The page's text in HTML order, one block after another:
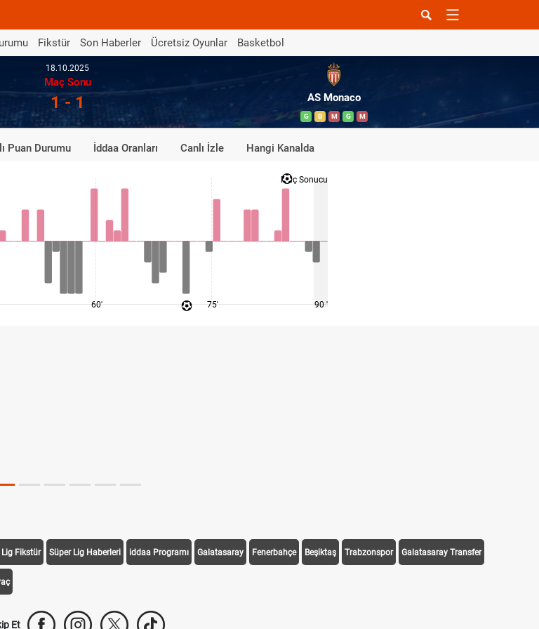
Fikstür Son Haberler Ücretsiz Oyunlar Basketbol
18.10.2025
Maç Sonu
1 - 1 AS Monaco
G B M G M
Puan Durumu İddaa Oranları Canlı İzle Hangi Kanalda
60' 75'
Maç Sonucu
90 '
Lig Fikstür Süper Lig Haberleri iddaa Programı Galatasaray Fenerbahçe Beşiktaş Trabzonspor Galatasaray Transfer
Et